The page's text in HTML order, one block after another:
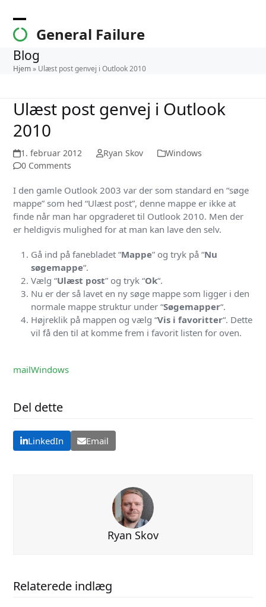
content
General Failure
Open
mobile
menu
Close
mobile
menu
Blog
Hjem» Ulæst post genvej i Outlook 2010
Ulæst post genvej i Outlook
2010
1. februar 2012 Ryan Skov
Windows
0 Comments
I den gamle Outlook 2003 var der som standard en “søge
mappe” som hed “Ulæst post”, denne mappe er ikke at
finde når man har opgraderet til Outlook 2010. Men der
er heldigvis mulighed for at man kan lave den selv.
Gå ind på fanebladet “Mappe” og tryk på “Nu
søgemappe“.
Vælg “Ulæst post” og tryk “Ok“.
Nu er der så lavet en ny søge mappe som ligger i den
normale mappe struktur under “Søgemapper“.
Højreklik på mappen og vælg “Vis i favoritter“. Dette
vil få den til at komme frem i favorit listen for oven.
mailWindows
Del dette
LinkedIn Email
Ryan Skov
Relaterede indlæg